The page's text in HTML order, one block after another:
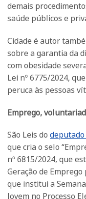
demais
saúde públicos e
Cidade é autor
sobre a garantia da
com obesidade
Lei nº 6775/2024,
peruca às pessoas
Emprego,
São Leis do deputado
que cria o selo
nº 6815/2024, que
Geração de Emprego
que institui a
Jovem no Processo